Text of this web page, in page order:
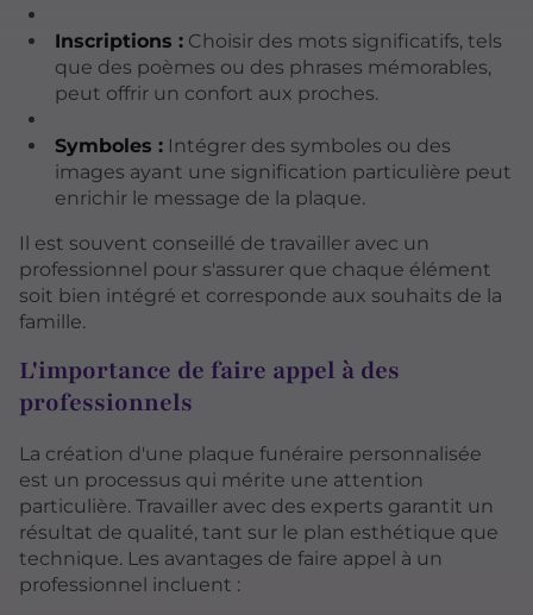
Inscriptions :Choisir des mots significatifs, tels
que des poèmes ou des phrases mémorables,
peut offrir un confort aux proches.
Symboles :Intégrer des symboles ou des
images ayant une signification particulière peut
enrichir le message de la plaque.
Il est souvent conseillé de travailler avec un
professionnel pour s'assurer que chaque élément
soit bien intégré et corresponde aux souhaits de la
famille.
L'importance de faire appel à des
professionnels
La création d'une plaque funéraire personnalisée
est un processus qui mérite une attention
particulière. Travailler avec des experts garantit un
résultat de qualité, tant sur le plan esthétique que
technique. Les avantages de faire appel à un
professionnel incluent :